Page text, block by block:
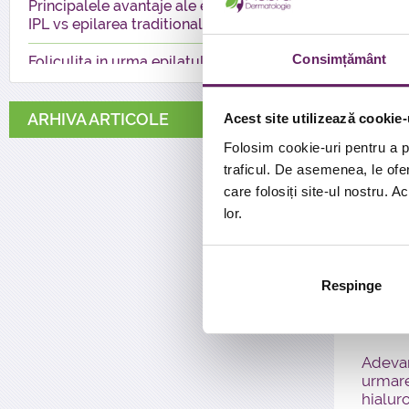
Consimțământ
Acest site utilizează
Folosim cookie-uri pentru a
traficul. De asemenea, le
care folosiți site-ul nostru.
lor.
Respinge
Principalele avantaje ale epilarii
IPL vs epilarea traditionala
Foliculita in urma epilatului sau
a barbieritului – cum o
prevenim
Unghiile fragile si casante – 5
4 cauze ale hiperpigmentarii
ARHIVA ARTICOLE
rapid
orice
este
de cat